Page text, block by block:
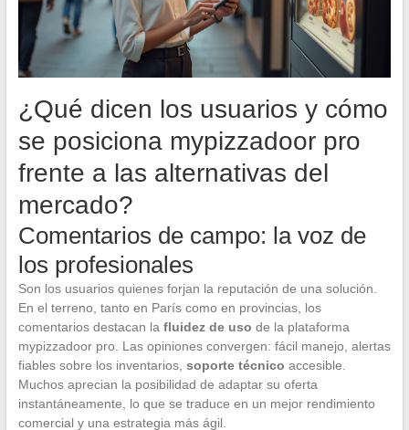
¿Qué dicen los usuarios y cómo
se posiciona mypizzadoor pro
frente a las alternativas del
mercado?
Comentarios de campo: la voz de
los profesionales
Son los usuarios quienes forjan la reputación de una solución.
En el terreno, tanto en París como en provincias, los
comentarios destacan la fluidez de uso de la plataforma
mypizzadoor pro. Las opiniones convergen: fácil manejo, alertas
fiables sobre los inventarios, soporte técnico accesible.
Muchos aprecian la posibilidad de adaptar su oferta
instantáneamente, lo que se traduce en un mejor rendimiento
comercial y una estrategia más ágil.